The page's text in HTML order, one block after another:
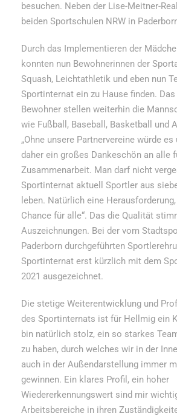
besuchen. Neben der Lise-Meitner-
beiden Sportschulen NRW in
Durch das Implementieren der
konnten nun Bewohnerinnen der
Squash, Leichtathletik und eben nun
Sportinternat ein zu Hause finden.
Bewohner stellen weiterhin die
wie Fußball, Baseball, Basketball und
„Ohne unsere Partnervereine würde
daher ein großes Dankeschön an alle
Zusammenarbeit. Man darf nicht
Sportinternat aktuell Sportler aus
leben. Natürlich eine
Chance für alle“. Das die Qualität
Auszeichnungen. Bei der vom
Paderborn durchgeführten
Sportinternat erst kürzlich mit dem
2021 ausgezeichnet.
Die stetige Weiterentwicklung und
des Sportinternats ist für Hellmig ein
bin natürlich stolz, ein so starkes
zu haben, durch welches wir in der
auch in der Außendarstellung immer
gewinnen. Ein klares Profil, ein hoher
Wiedererkennungswert sind mir
Arbeitsbereiche in ihren